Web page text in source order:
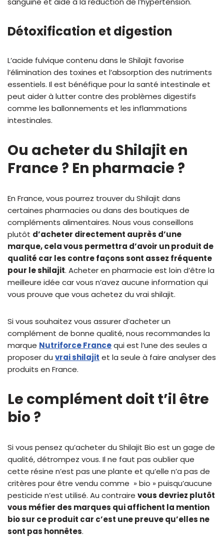
Détoxification et digestion
L’acide fulvique contenu dans le Shilajit favorise
l’élimination des toxines et l’absorption des nutriments
essentiels. Il est bénéfique pour la santé intestinale et
peut aider à lutter contre des problèmes digestifs
comme les ballonnements et les inflammations
intestinales.
Ou acheter du Shilajit en
France ? En pharmacie ?
En France, vous pourrez trouver du Shilajit dans
certaines pharmacies ou dans des boutiques de
compléments alimentaires. Nous vous conseillons
plutôt d’acheter directement auprès d’une
marque, cela vous permettra d’avoir un produit de
qualité car les contre façons sont assez fréquente
pour le shilajit. Acheter en pharmacie est loin d’être la
meilleure idée car vous n’avez aucune information qui
vous prouve que vous achetez du vrai shilajit.
Si vous souhaitez vous assurer d’acheter un
complément de bonne qualité, nous recommandes la
marque Nutriforce Francequi est l’une des seules a
proposer du vrai shilajit et la seule à faire analyser des
produits en France.
Le complément doit t’il être
bio ?
Si vous pensez qu’acheter du Shilajit Bio est un gage de
qualité, détrompez vous. Il ne faut pas oublier que
cette résine n’est pas une plante et qu’elle n’a pas de
critères pour être vendu comme » bio » puisqu’aucune
pesticide n’est utilisé. Au contraire vous devriez plutôt
vous méfier des marques qui affichent la mention
bio sur ce produit car c’est une preuve qu’elles ne
sont pas honnêtes.